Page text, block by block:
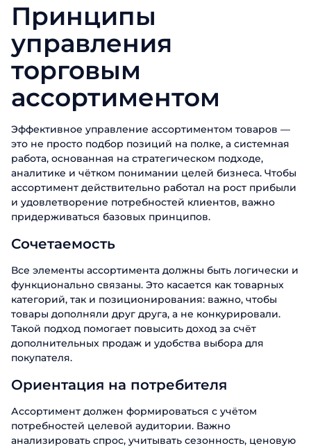
Принципы
управления
торговым
ассортиментом
Эффективное управление ассортиментом товаров —
это не просто подбор позиций на полке, а системная
работа, основанная на стратегическом подходе,
аналитике и чётком понимании целей бизнеса. Чтобы
ассортимент действительно работал на рост прибыли
и удовлетворение потребностей клиентов, важно
придерживаться базовых принципов.
Сочетаемость
Все элементы ассортимента должны быть логически и
функционально связаны. Это касается как товарных
категорий, так и позиционирования: важно, чтобы
товары дополняли друг друга, а не конкурировали.
Такой подход помогает повысить доход за счёт
дополнительных продаж и удобства выбора для
покупателя.
Ориентация на потребителя
Ассортимент должен формироваться с учётом
потребностей целевой аудитории. Важно
анализировать спрос, учитывать сезонность, ценовую